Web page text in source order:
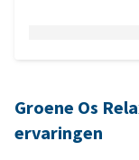
Groene Os
ervaringen